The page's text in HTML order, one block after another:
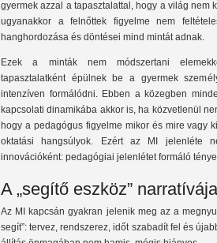
gyermek azzal a tapasztalattal, hogy a világ nem
ugyanakkor a felnőttek figyelme nem
hanghordozása és döntései mind mintát adnak.
Ezek a minták nem módszertani
tapasztalatként épülnek be a gyermek
intenzíven formálódni. Ebben a közegben
kapcsolati dinamikába akkor is, ha közvetlenül
hogy a pedagógus figyelme mikor és mire vagy
oktatási hangsúlyok. Ezért az MI jelenléte
innovációként: pedagógiai jelenlétet formáló
A „segítő eszköz”
Az MI kapcsán gyakran jelenik meg az a
segít”: tervez, rendszerez, időt szabadít fel és